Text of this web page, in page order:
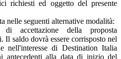
richiesti ed oggetto del presente
nelle seguenti alternative modalità:
di accettazione della proposta
saldo dovrà essere corrisposto nel
nell'interesse di Destination Italia
antecedenti alla data di inizio del